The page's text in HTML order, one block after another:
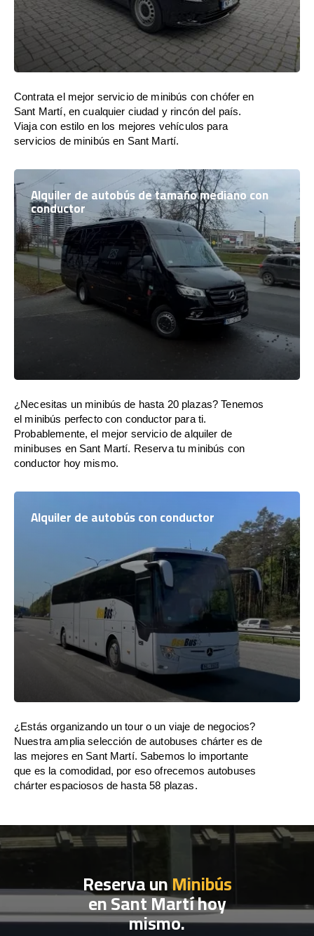
Contrata el mejor servicio de minibús con chófer en
Sant Martí, en cualquier ciudad y rincón del país.
Viaja con estilo en los mejores vehículos para
servicios de minibús en Sant Martí.
Alquiler de autobús de tamaño mediano con
conductor
¿Necesitas un minibús de hasta 20 plazas? Tenemos
el minibús perfecto con conductor para ti.
Probablemente, el mejor servicio de alquiler de
minibuses en Sant Martí. Reserva tu minibús con
conductor hoy mismo.
Alquiler de autobús con conductor
¿Estás organizando un tour o un viaje de negocios?
Nuestra amplia selección de autobuses chárter es de
las mejores en Sant Martí. Sabemos lo importante
que es la comodidad, por eso ofrecemos autobuses
chárter espaciosos de hasta 58 plazas.
Reserva unMinibús
en Sant Martí hoy
mismo.